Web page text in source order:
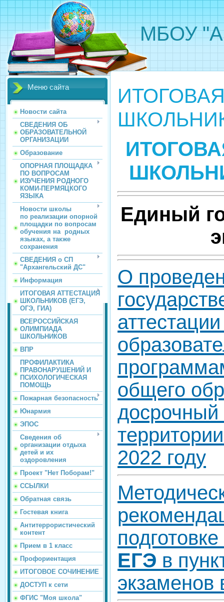
МБОУ
Меню сайта
Новости сайта
СВЕДЕНИЯ ОБ
ОБРАЗОВАТЕЛЬНОЙ
ОРГАНИЗАЦИИ
Образование
ОПОРНАЯ ПЛОЩАДКА
ПО ВОПРОСАМ
ИЗУЧЕНИЯ РОДНОГО
КОМИ-ПЕРМЯЦКОГО
ЯЗЫКА
Новости школы
по реализации опорной
площадки по вопросам
обучения на родных
языках, а также
сохранения
СВЕДЕНИЯ о СП
"Архангельский ДС"
Информация
ИТОГОВАЯ АТТЕСТАЦИЯ
ШКОЛЬНИКОВ (ЕГЭ,
ОГЭ, ГИА)
ВСЕРОССИЙСКАЯ
ОЛИМПИАДА
ШКОЛЬНИКОВ
ВПР
ПРОФИЛАКТИКА
ПРАВОНАРУШЕНИЙ И
ПСИХОЛОГИЧЕСКАЯ
ПОМОЩЬ
Пожарная безопасность
Юнармия
ЭПОС
Сведения об
организации отдыха
детей и их
оздоровления
Проект "Нет Поборам!"
ССЫЛКИ
Обратная связь
Гостевая книга
Антитеррористический
контент
Прием в 1 класс
Профориентация
ИТОГОВОЕ СОЧИНЕНИЕ
ДОСТУП к сети
ФГИС "Моя школа"
Единый
О
общего
досрочный
2022 году
ЕГЭ в
экзаменов